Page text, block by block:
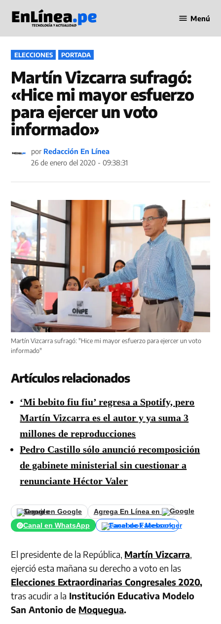
contenido
en Línea
Menú
PUBLICADO
EN
ELECCIONES PORTADA
Martín Vizcarra sufragó:
«Hice mi mayor esfuerzo
para ejercer un voto
informado»
por Redacción En Línea
26 de enero del 2020 - 09:38:31
Martín Vizcarra sufragó: "Hice mi mayor esfuerzo para ejercer un voto
informado"
Artículos relacionados
‘Mi bebito fiu fiu’ regresa a Spotify, pero
Martín Vizcarra es el autor y ya suma 3
millones de reproducciones
Pedro Castillo sólo anunció recomposición
de gabinete ministerial sin cuestionar a
renunciante Héctor Valer
Seguir en Google
Agrega En Línea en
Canal en WhatsApp
Canal de Facebook
El presidente de la República, Martín Vizcarra,
ejerció esta mañana su derecho a voto en las
Elecciones Extraordinarias Congresales 2020,
tras acudir a la Institución Educativa Modelo
San Antonio de Moquegua.